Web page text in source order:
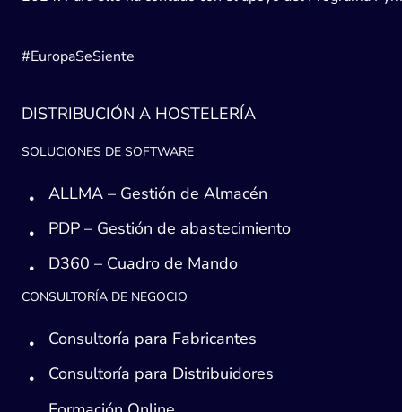
#EuropaSeSiente
DISTRIBUCIÓN A HOSTELERÍA
SOLUCIONES DE SOFTWARE
ALLMA – Gestión de Almacén
PDP – Gestión de abastecimiento
D360 – Cuadro de Mando
CONSULTORÍA DE NEGOCIO
Consultoría para Fabricantes
Consultoría para Distribuidores